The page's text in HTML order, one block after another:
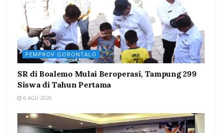
PEMPROV GORONTALO
SR di Boalemo Mulai Beroperasi, Tampung 299
Siswa di Tahun Pertama
6 AGU 2026